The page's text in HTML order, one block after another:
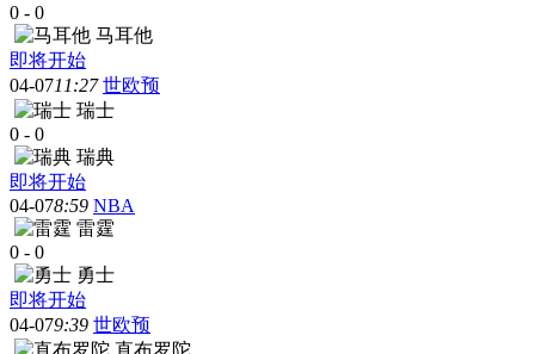
0 - 0
马耳他
即将开始
04-0711:27 世欧预
瑞士
0 - 0
瑞典
即将开始
04-078:59 NBA
雷霆
0 - 0
勇士
即将开始
04-079:39 世欧预
直布罗陀